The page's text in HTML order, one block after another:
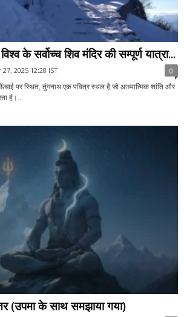
के सर्वोच्च शिव मंदिर की सम्पूर्ण यात्रा...
2025 12:28 IST 0
पर स्थित, तुंगनाथ एक पवित्र स्थल है जो आध्यात्मिक शांति और
है।...
(उपमा के साथ समझाया गया)